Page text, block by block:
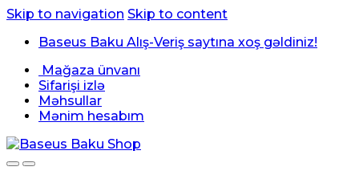
Skip to navigation Skip to content
Baseus Baku Alış-Veriş saytına xoş gəldiniz!
Mağaza ünvanı
Sifarişi izlə
Məhsullar
Mənim hesabım